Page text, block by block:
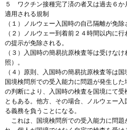
５ ワクチン接種完了済の者又は過去６か
適用される規制
（１）ノルウェー入国時の自己隔離が免除
（２）ノルウェー到着前２４時間以内に
の提示が免除される。
（３）入国時の簡易抗原検査等は受けな
照）。
（４）原則、入国時の簡易抗原検査等は国
国境検問所での受入能力に問題が発生し
の判断により、入国時の検査を国境にて
ともある。他方、その場合、ノルウェー
る義務を負うことになる。
これは、国境検問所での受入能力に問題